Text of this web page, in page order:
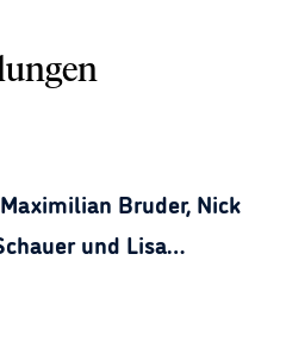
Bruder, Nick
und Lisa